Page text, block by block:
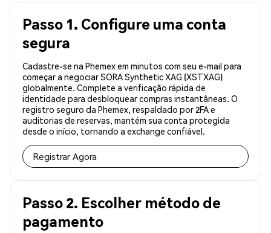
Passo 1. Configure uma conta
segura
Cadastre-se na Phemex em minutos com seu e-mail para
começar a negociar SORA Synthetic XAG (XSTXAG)
globalmente. Complete a verificação rápida de
identidade para desbloquear compras instantâneas. O
registro seguro da Phemex, respaldado por 2FA e
auditorias de reservas, mantém sua conta protegida
desde o início, tornando a exchange confiável.
Registrar Agora
Passo 2. Escolher método de
pagamento